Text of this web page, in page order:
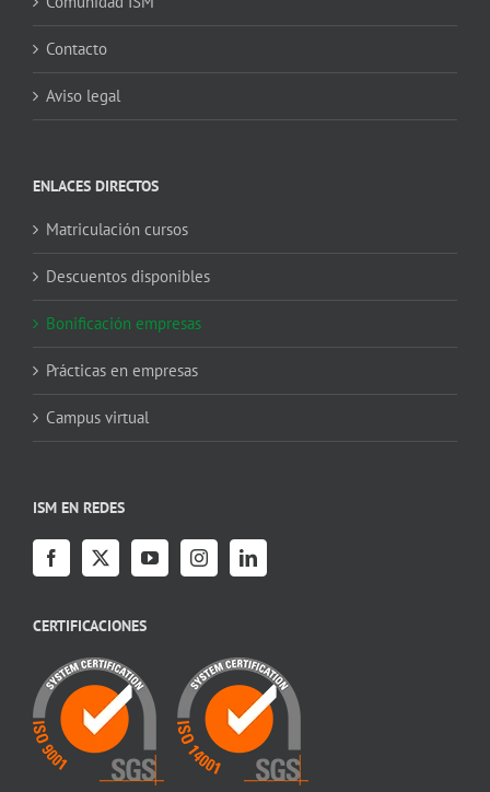
Contacto
Aviso legal
ENLACES DIRECTOS
Matriculación cursos
Descuentos disponibles
Bonificación empresas
Prácticas en empresas
Campus virtual
ISM EN REDES
CERTIFICACIONES